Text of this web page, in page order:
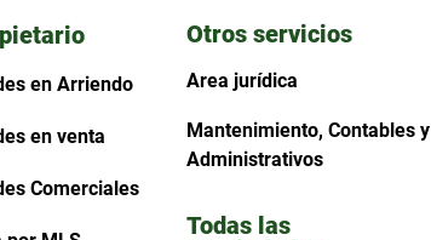
en Arriendo
en venta
Comerciales
Otros servicios
Area jurídica
Mantenimiento, Contables y
Administrativos
Todas las